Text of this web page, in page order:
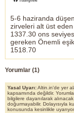
5-6 haziranda
zirveleri alt üst
1337.30 ons
gereken Önemli
1518.70
Yorumlar (1)
Yasal Uyarı:Altin.in'de yer
kapsamında değildir.
bilgilere dayanılarak
doğurmayabilir. Dolayısıyla
konusunda kesinlikle